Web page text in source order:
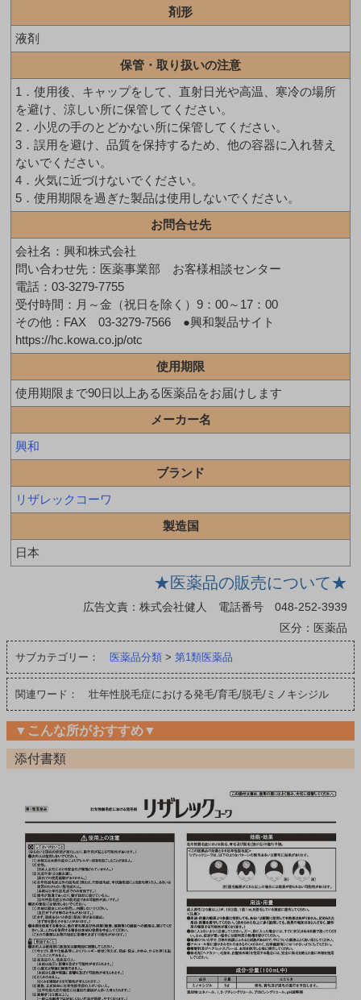
剤形
液剤
保管・取り扱いの注意
1．使用後、キャップをして、直射日光や高温、寒冷の場所
を避け、涼しい所に保管してください。
2．小児の手のとどかない所に保管してください。
3．誤用を避け、品質を保持するため、他の容器に入れ替え
ないでください。
4．火気に近づけないでください。
5．使用期限を過ぎた製品は使用しないでください。
お問合せ先
会社名：興和株式会社
問い合わせ先：医薬事業部 お客様相談センター
電話：03-3279-7755
受付時間：月～金（祝日を除く）9：00～17：00
その他：FAX 03-3279-7566 ●興和製品サイト
https://hc.kowa.co.jp/otc
使用期限
使用期限まで90日以上ある医薬品をお届けします
メーカー名
興和
ブランド
リザレックコーワ
製造国
日本
★医薬品の販売について★
広告文責：株式会社健人 電話番号 048-252-3939
区分：医薬品
サブカテゴリー： 医薬品分類 > 第1類医薬品
関連ワード： 壮年性脱毛症における発毛/育毛/脱毛/ミノキシジル
▼こんな所がおすすめ▼
添付書類